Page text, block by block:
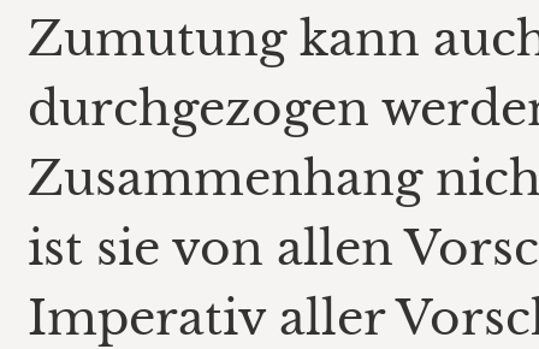
Zumutung kann
durchgezogen
Zusammenhang
ist sie von allen
Imperativ aller